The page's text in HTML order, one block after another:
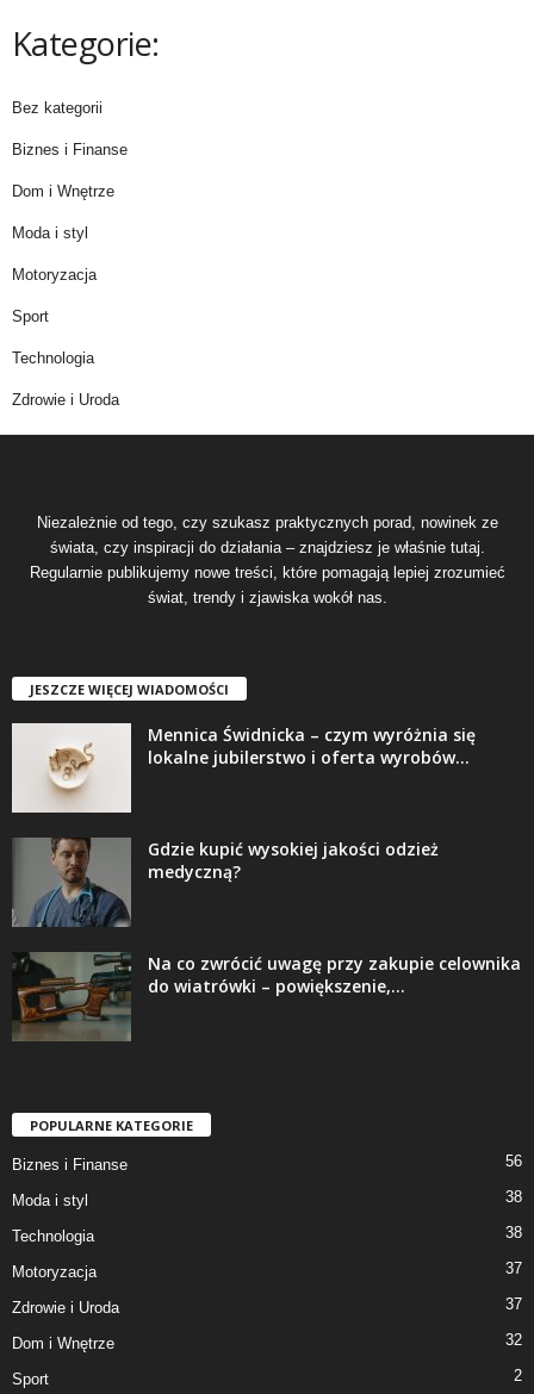
Kategorie:
Bez kategorii
Biznes i Finanse
Dom i Wnętrze
Moda i styl
Motoryzacja
Sport
Technologia
Zdrowie i Uroda
Niezależnie od tego, czy szukasz praktycznych porad, nowinek ze
świata, czy inspiracji do działania – znajdziesz je właśnie tutaj.
Regularnie publikujemy nowe treści, które pomagają lepiej zrozumieć
świat, trendy i zjawiska wokół nas.
JESZCZE WIĘCEJ WIADOMOŚCI
Mennica Świdnicka – czym wyróżnia się
lokalne jubilerstwo i oferta wyrobów...
Gdzie kupić wysokiej jakości odzież
medyczną?
Na co zwrócić uwagę przy zakupie celownika
do wiatrówki – powiększenie,...
POPULARNE KATEGORIE
Biznes i Finanse 56
Moda i styl 38
Technologia 38
Motoryzacja 37
Zdrowie i Uroda 37
Dom i Wnętrze 32
Sport 2